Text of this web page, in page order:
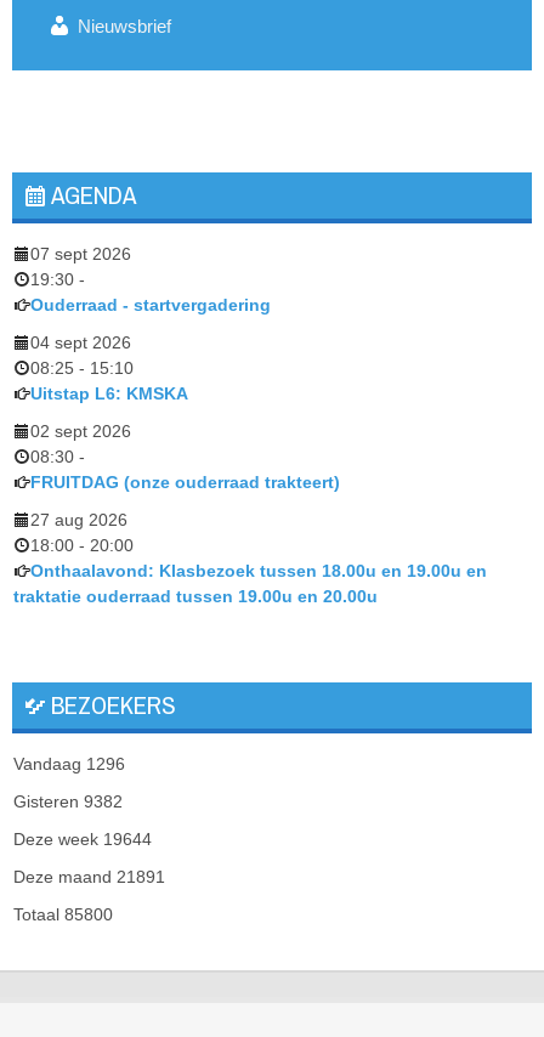
Nieuwsbrief
AGENDA
07 sept 2026
19:30 -
Ouderraad - startvergadering
04 sept 2026
08:25 - 15:10
Uitstap L6: KMSKA
02 sept 2026
08:30 -
FRUITDAG (onze ouderraad trakteert)
27 aug 2026
18:00 - 20:00
Onthaalavond: Klasbezoek tussen 18.00u en 19.00u en
traktatie ouderraad tussen 19.00u en 20.00u
BEZOEKERS
Vandaag 1296
Gisteren 9382
Deze week 19644
Deze maand 21891
Totaal 85800